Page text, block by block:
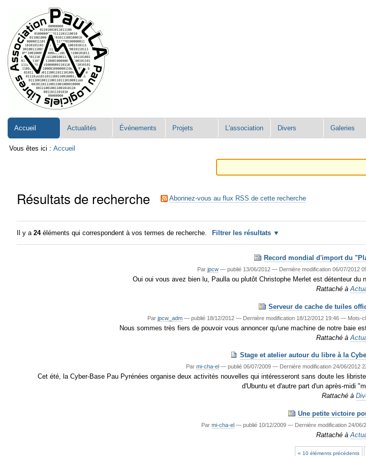
contenu.
Aller
à
la
navigation
Accueil Actualités Événements Projets L'association Divers Galeries
Vous êtes ici : Accueil
Résultats de recherche Abonnez-vous au flux RSS de cette recherche
Il y a24éléments qui correspondent à vos termes de recherche. Filtrer les résultats
Record mondial d'import du
Par jpcw — publié13/06/2012 — Dernière modification06/07/2012
Oui oui vous avez bien lu, Paulla ou plutôt Christophe Merlet est détenteur
Rattaché à
Serveur de cache de tuiles
Parjpcw_adm —publié 18/12/2012— Dernière modification 18/12/2012 19:46— Mots-
Nous sommes très fiers de pouvoir vous annoncer qu'une machine de notre baie
Rattaché à
Stage et atelier autour du libre à la
Parmi-cha-el —publié 06/07/2009— Dernière modification 24/06/2012
Cet été, la Cyber-Base Pau Pyrénées organise deux activités nouvelles qui intéresseront sans doute les
d'Ubuntu et d'autre part d'un après-midi
Rattaché à
Une petite victoire
Parmi-cha-el —publié 10/12/2009— Dernière modification 24/06/
Rattaché à
« 10 éléments précédents